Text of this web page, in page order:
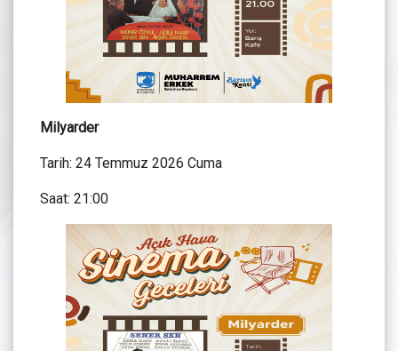
Milyarder
Tarih: 24 Temmuz 2026 Cuma
Saat: 21:00